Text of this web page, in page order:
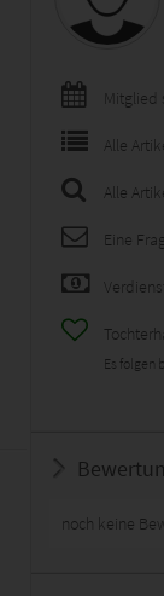
Alle
Alle
Eine
Es folgen
noch keine